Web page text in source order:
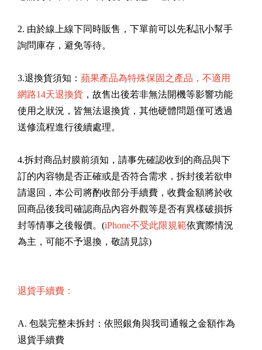
2. 由於線上線下同時販售，下單前可以先私訊小幫手
詢問庫存，避免等待。
3.退換貨須知： 蘋果產品為特殊保固之產品，不適用
網路14天退換貨 ，故售出後若非無法開機等影響功能
使用之狀況，皆無法退換貨，其他硬體問題僅可透過
送修流程進行後續處理。
4.拆封商品封膜前須知，請事先確認收到的商品與下
訂的內容物是否正確或是否符合需求，拆封後若欲申
請退回，本公司將酌收部分手續費，收費金額將於收
回商品後我司確認商品內容外觀等是否有異樣破損拆
封等情事之後報價。(iPhone不受此限規範依實際情況
為主，可能不予退換，敬請見諒)
退貨手續費：
A. 包裝完整未拆封：依照銀角與我司通報之金額作為
退貨手續費